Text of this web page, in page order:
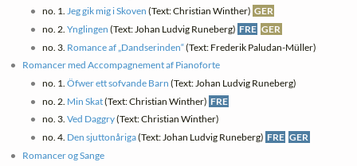
no. 1. Jeg gik mig i Skoven (Text: Christian Winther) GER
no. 2. Ynglingen (Text: Johan Ludvig Runeberg) FRE GER
no. 3. Romance af „Dandserinden“(Text: Frederik Paludan-Müller)
Romancer med Accompagnement af Pianoforte
no. 1. Öfwer ett sofvande Barn (Text: Johan Ludvig Runeberg)
no. 2. Min Skat(Text: Christian Winther) FRE
no. 3. Ved Daggry(Text: Christian Winther)
no. 4. Den sjuttonåriga(Text: Johan Ludvig Runeberg) FRE GER
Romancer og Sange